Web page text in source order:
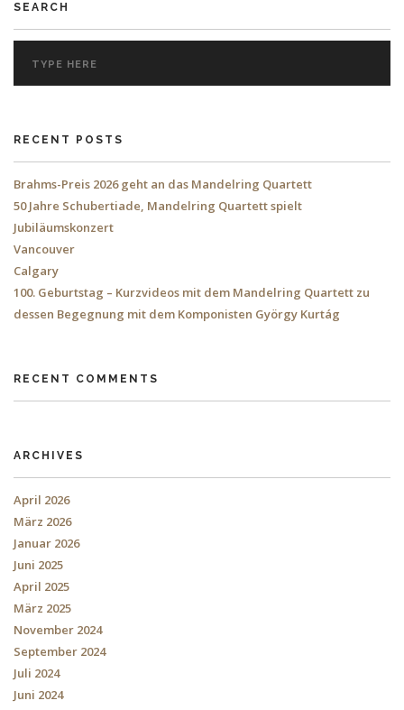
SEARCH
RECENT POSTS
Brahms-Preis 2026 geht an das Mandelring Quartett
50 Jahre Schubertiade, Mandelring Quartett spielt
Jubiläumskonzert
Vancouver
Calgary
100. Geburtstag – Kurzvideos mit dem Mandelring Quartett zu
dessen Begegnung mit dem Komponisten György Kurtág
RECENT COMMENTS
ARCHIVES
April 2026
März 2026
Januar 2026
Juni 2025
April 2025
März 2025
November 2024
September 2024
Juli 2024
Juni 2024